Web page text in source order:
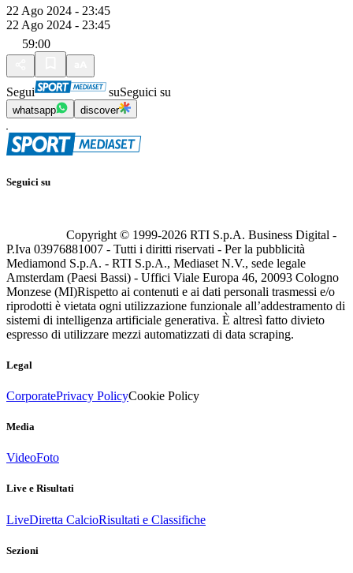
22 Ago 2024 - 23:45
22 Ago 2024 - 23:45
59:00
Segui suSeguici su
whatsapp discover
Seguici su
Copyright © 1999-2026 RTI S.p.A. Business Digital -
P.Iva 03976881007 - Tutti i diritti riservati - Per la pubblicità
Mediamond S.p.A. - RTI S.p.A., Mediaset N.V., sede legale
Amsterdam (Paesi Bassi) - Uffici Viale Europa 46, 20093 Cologno
Monzese (MI)Rispetto ai contenuti e ai dati personali trasmessi e/o
riprodotti è vietata ogni utilizzazione funzionale all’addestramento di
sistemi di intelligenza artificiale generativa. È altresì fatto divieto
espresso di utilizzare mezzi automatizzati di data scraping.
Legal
CorporatePrivacy PolicyCookie Policy
Media
VideoFoto
Live e Risultati
LiveDiretta CalcioRisultati e Classifiche
Sezioni